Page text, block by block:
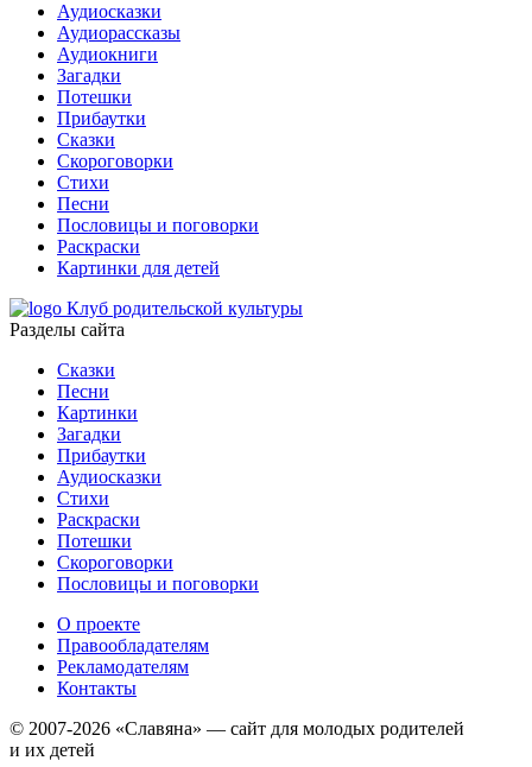
Аудиосказки
Аудиорассказы
Аудиокниги
Загадки
Потешки
Прибаутки
Сказки
Скороговорки
Стихи
Песни
Пословицы и поговорки
Раскраски
Картинки для детей
Клуб родительской культуры
Разделы сайта
Сказки
Песни
Картинки
Загадки
Прибаутки
Аудиосказки
Стихи
Раскраски
Потешки
Скороговорки
Пословицы и поговорки
О проекте
Правообладателям
Рекламодателям
Контакты
© 2007-2026 «Славяна» — сайт для молодых родителей
и их детей